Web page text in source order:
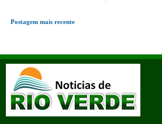
Postagem mais recente